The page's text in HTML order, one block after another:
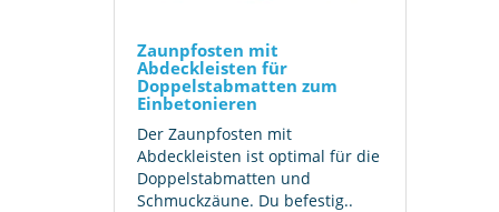
Zaunpfosten mit
Abdeckleisten für
Doppelstabmatten zum
Einbetonieren
Der Zaunpfosten mit
Abdeckleisten ist optimal für die
Doppelstabmatten und
Schmuckzäune. Du befestig..